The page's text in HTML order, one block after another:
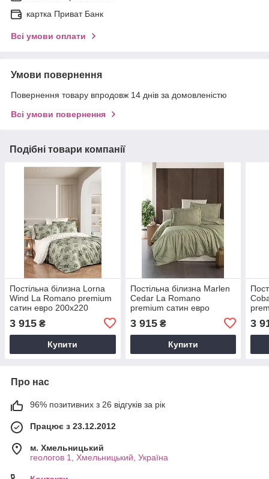
картка Приват Банк
Всі умови оплати
Умови повернення
Повернення товару впродовж 14 днів за домовленістю
Всі умови повернення
Подібні товари компанії
Постільна білизна Lorna
Wind La Romano premium
сатин евро 200х220
3 915 ₴
Купити
Постільна білизна Marlen
Cedar La Romano
premium сатин евро
3 915₴
Купити
3
Про нас
96% позитивних з 26 відгуків за рік
Працює з 23.12.2012
м. Хмельницький
геологов 1, Хмельницький, Україна